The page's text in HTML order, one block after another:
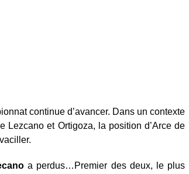
continue d’avancer. Dans un contexte
Lezcano et Ortigoza, la position d’Arce de
a perdus…Premier des deux, le plus